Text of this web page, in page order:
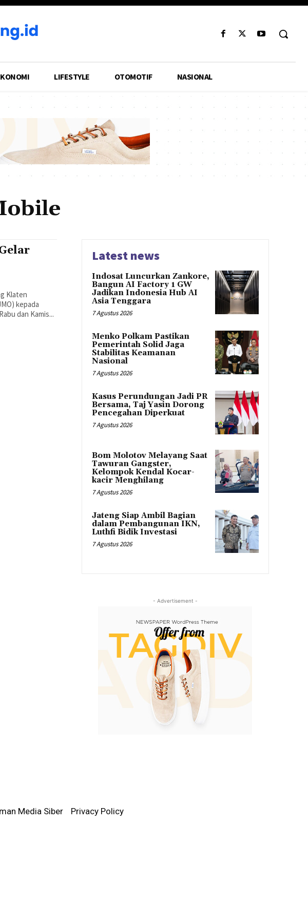
LIFESTYLE OTOMOTIF NASIONAL
Klaten
kepada
dan Kamis...
Latest news
Indosat Luncurkan Zankore,
Bangun AI Factory 1 GW
Jadikan Indonesia Hub AI
Asia Tenggara
7 Agustus 2026
Menko Polkam Pastikan
Pemerintah Solid Jaga
Stabilitas Keamanan
Nasional
7 Agustus 2026
Kasus Perundungan Jadi PR
Bersama, Taj Yasin Dorong
Pencegahan Diperkuat
7 Agustus 2026
Bom Molotov Melayang Saat
Tawuran Gangster,
Kelompok Kendal Kocar-
kacir Menghilang
7 Agustus 2026
Jateng Siap Ambil Bagian
dalam Pembangunan IKN,
Luthfi Bidik Investasi
7 Agustus 2026
- Advertisement -
Media Siber Privacy Policy